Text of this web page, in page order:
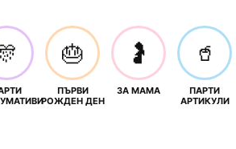
🎂
ПЪРВИ
РОЖДЕН ДЕН
🤰
ЗА МАМА
🥤
ПАРТИ
АРТИКУЛИ